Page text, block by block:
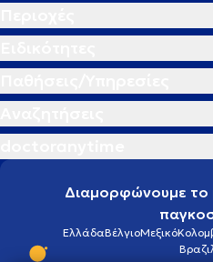
Διαμορφώνουμε το
ΕλλάδαΒέλγιοΜεξικό